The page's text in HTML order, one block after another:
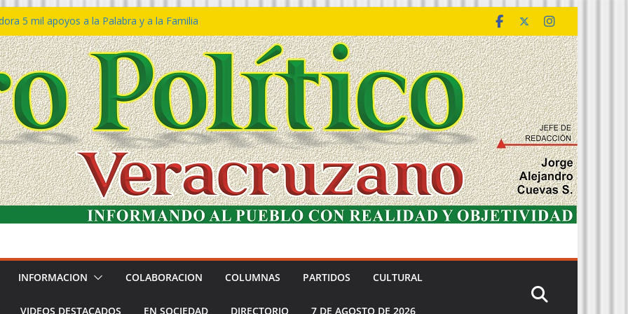
5 mil apoyos a la Palabra y a la Familia
Declaraciones de Procedencia en contra
𝙂𝙤𝙗𝙞𝙚𝙧𝙣𝙤 𝙙𝙚𝙡 𝙀𝙨𝙩𝙖𝙙𝙤 𝙖 𝙙𝙞𝙨𝙛𝙧𝙪𝙩𝙖𝙧
𝙙𝙚𝙡 𝙈𝙖𝙧 𝙚𝙣 𝘾𝙤𝙖𝙩𝙯𝙖𝙘𝙤𝙖𝙡𝙘𝙤𝙨
de policías con vocación de servicio y
SSP
Bravo rechaza acusaciones y asegura que
solicitud de desafuero
INFORMACION COLABORACION COLUMNAS PARTIDOS CULTURAL
VIDEOS DESTACADOS EN SOCIEDAD DIRECTORIO 7 DE AGOSTO DE 2026